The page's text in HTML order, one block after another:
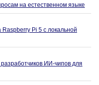
на естественном языке
Pi 5 с локальной
ИИ-чипов для